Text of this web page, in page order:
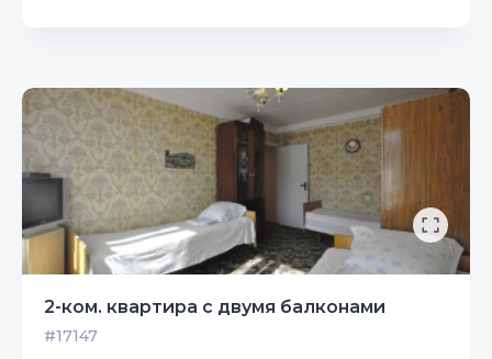
2-ком. квартира с двумя балконами
#17147